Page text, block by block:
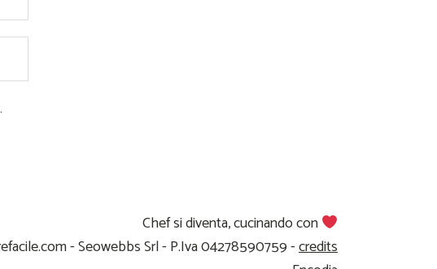
Chef si diventa, cucinando con
- Seowebbs Srl - P.Iva 04278590759 -credits